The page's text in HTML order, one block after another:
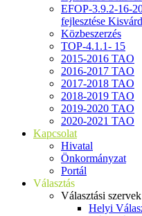
EFOP-3.9.2-16-
fejlesztése
Közbeszerzés
TOP-4.1.1- 15
2015-2016 TAO
2016-2017 TAO
2017-2018 TAO
2018-2019 TAO
2019-2020 TAO
2020-2021 TAO
Kapcsolat
Hivatal
Önkormányzat
Portál
Választás
Választási szervek
Helyi